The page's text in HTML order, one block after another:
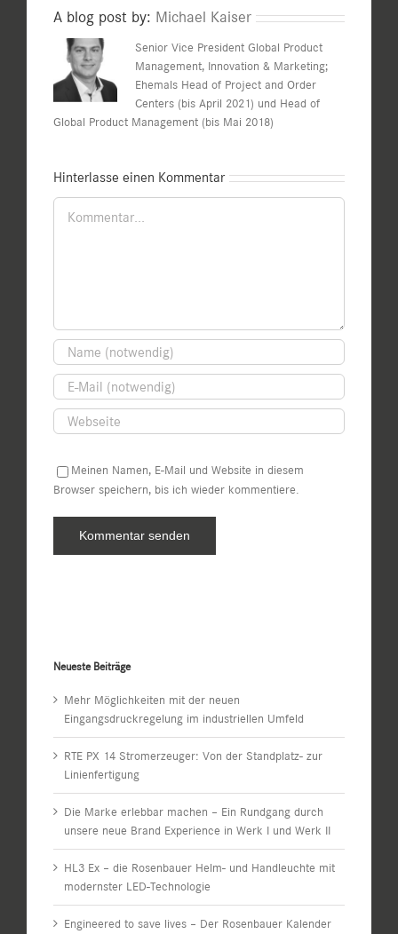
A blog post by: Michael Kaiser
Senior Vice President Global Product
Management, Innovation & Marketing;
Ehemals Head of Project and Order
Centers (bis April 2021) und Head of
Global Product Management (bis Mai 2018)
Hinterlasse einen Kommentar
Kommentar
Meinen Namen, E-Mail und Website in diesem
Browser speichern, bis ich wieder kommentiere.
Neueste Beiträge
Mehr Möglichkeiten mit der neuen
Eingangsdruckregelung im industriellen Umfeld
RTE PX 14 Stromerzeuger: Von der Standplatz- zur
Linienfertigung
Die Marke erlebbar machen – Ein Rundgang durch
unsere neue Brand Experience in Werk I und Werk II
HL3 Ex – die Rosenbauer Helm- und Handleuchte mit
modernster LED-Technologie
Engineered to save lives – Der Rosenbauer Kalender